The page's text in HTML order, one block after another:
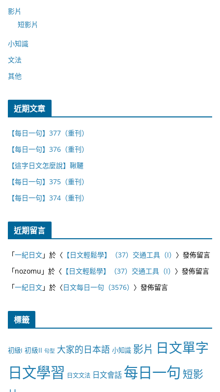
影片
短影片
小知識
文法
其他
近期文章
【每日一句】377（重刊）
【每日一句】376（重刊）
【這字日文怎麼說】鞦韆
【每日一句】375（重刊）
【每日一句】374（重刊）
近期留言
「一紀日文」於〈 【日文輕鬆學】（37）交通工具（I） 〉發佈留言
「nozomu 」於〈 【日文輕鬆學】（37）交通工具（I） 〉發佈留言
「一紀日文」於〈日文每日一句（3576） 〉發佈留言
標籤
初級I 初級II 句型 大家的日本語 小知識 影片 日文單字
日文學習 日文文法 日文會話 每日一句 短影